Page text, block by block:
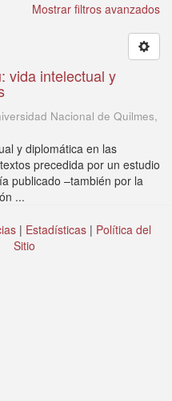
Mostrar filtros avanzados
vida intelectual y
Nacional de Quilmes,
y diplomática en las
precedida por un estudio
publicado –también por la
...
| Estadísticas | Política del
Sitio